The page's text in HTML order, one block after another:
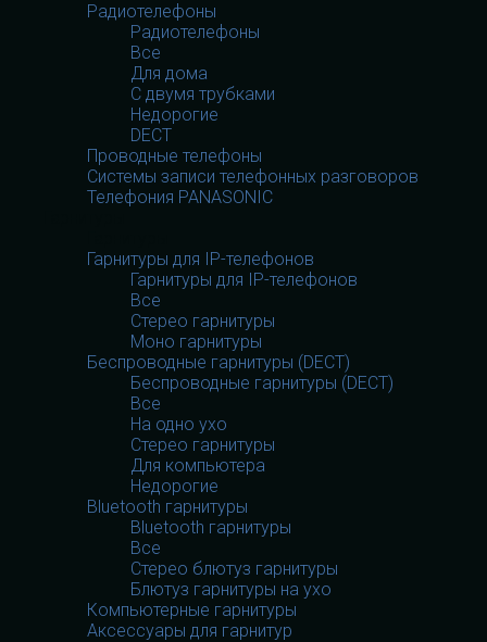
Радиотелефоны
Радиотелефоны
Все
Для дома
С двумя трубками
Недорогие
DECT
Проводные телефоны
Системы записи телефонных разговоров
Телефония PANASONIC
Гарнитуры для IP-телефонов
Гарнитуры для IP-телефонов
Все
Стерео гарнитуры
Моно гарнитуры
Беспроводные гарнитуры (DECT)
Беспроводные гарнитуры (DECT)
Все
На одно ухо
Стерео гарнитуры
Для компьютера
Недорогие
Bluetooth гарнитуры
Bluetooth гарнитуры
Все
Стерео блютуз гарнитуры
Блютуз гарнитуры на ухо
Компьютерные гарнитуры
Аксессуары для гарнитур